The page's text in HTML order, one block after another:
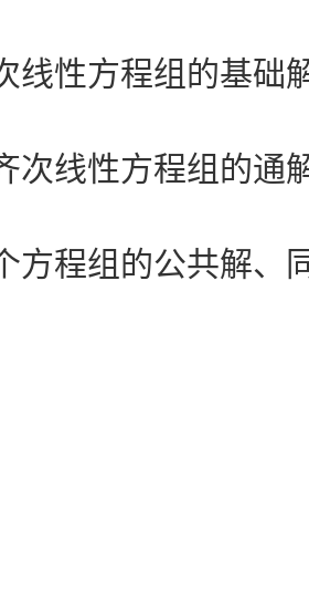
性方程组的基础
线性方程组的通
程组的公共解、